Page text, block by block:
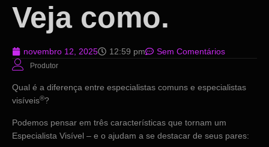
Veja como.
novembro 12, 2025 12:59 pm Sem Comentários
Produtor
Qual é a diferença entre especialistas comuns e especialistas
visíveis®?
Podemos pensar em três características que tornam um
Especialista Visível – e o ajudam a se destacar de seus pares: